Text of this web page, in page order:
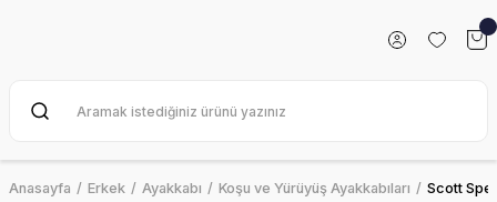
Anasayfa Erkek Ayakkabı Koşu ve Yürüyüş Ayakkabıları Scott